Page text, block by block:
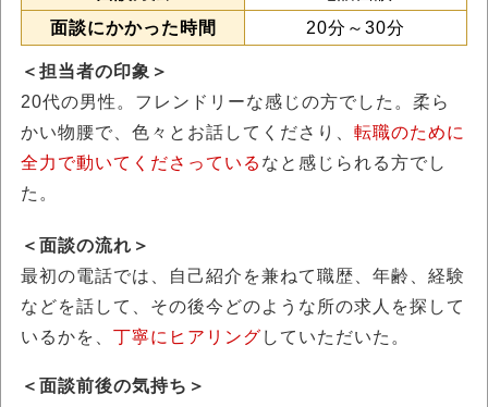
面談にかかった時間
20分～30分
＜担当者の印象＞
20代の男性。フレンドリーな感じの方でした。柔ら
かい物腰で、色々とお話してくださり、 転職のために
全力で動いてくださっている なと感じられる方でし
た。
＜面談の流れ＞
最初の電話では、自己紹介を兼ねて職歴、年齢、経験
などを話して、その後今どのような所の求人を探して
いるかを、 丁寧にヒアリング していただいた。
＜面談前後の気持ち＞